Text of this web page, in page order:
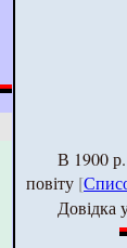
В 1900 р.
повіту [
Довідка